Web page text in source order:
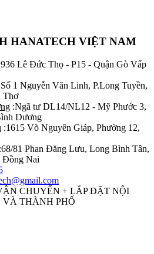
HANATECH VIỆT NAM
Lê Đức Thọ - P15 - Quận Gò Vấp
1 Nguyễn Văn Linh, P.Long Tuyền,
Thơ
:Ngã tư DL14/NL12 - Mỹ Phước 3,
Dương
:1615 Võ Nguyên Giáp, Phường 12,
:68/81 Phan Đăng Lưu, Long Bình Tân,
Đồng Nai
CHUYỂN + LẮP ĐẶT NỘI
THÀNH PHỐ